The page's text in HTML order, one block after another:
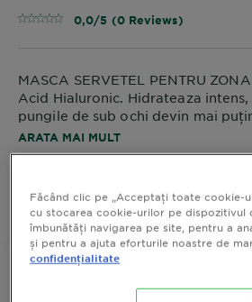
0,0/5 (0 Reviews)
MASCA SERVETEL PENTRU
Acid Hialuronic. Hidrateaza intens,
pungile de sub ochi devin mai
extra-racorire, pastrati masca in
*Autoevaluare: 102 femei dupa 1
ARATA MAI MULT
CUMPARA
Făcând clic pe „Acceptați toate cookie-
cu stocarea cookie-urilor pe dispozitivul
îmbunătăți navigarea pe site, pentru a
și pentru a ajuta eforturile noastre de
confidențialitate